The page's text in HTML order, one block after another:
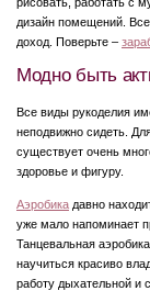
дизайн помещений.
доход. Поверьте –
Модно быть
Все виды рукоделия
неподвижно сидеть.
существует очень
здоровье и фигуру.
Аэробика давно
уже мало напоминает
Танцевальная
научиться красиво
работу дыхательной и